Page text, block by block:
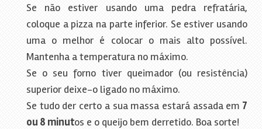
Se não estiver usando uma pedra refratária,
coloque a pizza na parte inferior. Se estiver usando
uma o melhor é colocar o mais alto possível.
Mantenha a temperatura no máximo.
Se o seu forno tiver queimador (ou resistência)
superior deixe-o ligado no máximo.
Se tudo der certo a sua massa estará assada em 7
ou 8 minutos e o queijo bem derretido. Boa sorte!